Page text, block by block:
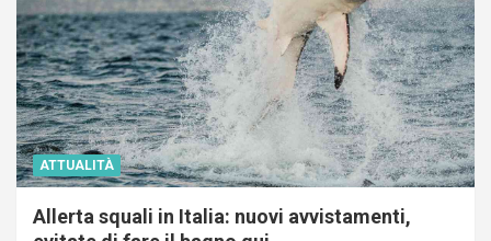
ATTUALITÀ
Allerta squali in Italia: nuovi avvistamenti,